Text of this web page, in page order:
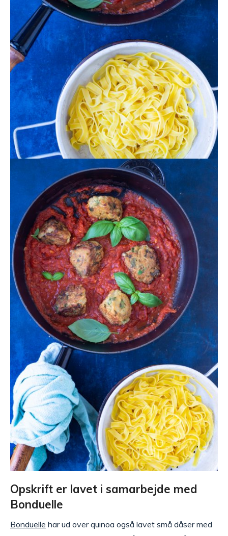
Opskrift er lavet i samarbejde med
Bonduelle
Bonduelle har ud over quinoa også lavet små dåser med